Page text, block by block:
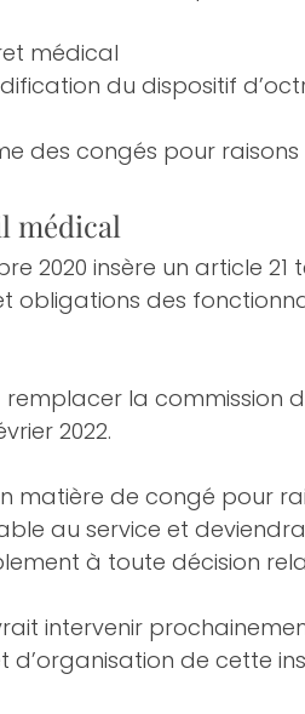
médical
du dispositif
des congés pour
médical
2020 insère un article
obligations des
la commission
2022.
matière de congé pour
au service et
à toute décision
intervenir
de cette